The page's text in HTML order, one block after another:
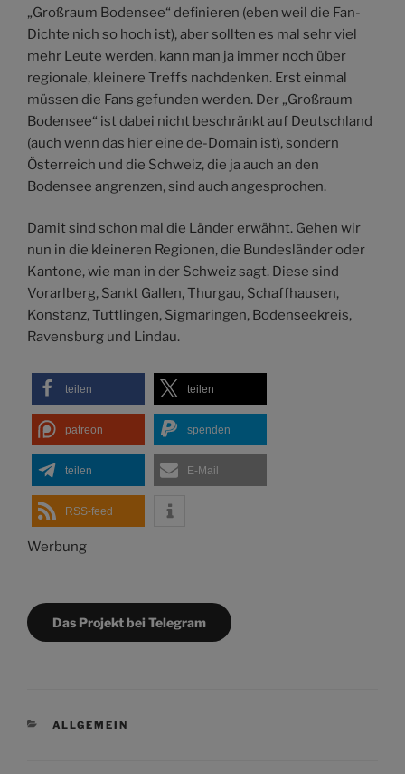
„Großraum Bodensee“ definieren (eben weil die Fan-
Dichte nich so hoch ist), aber sollten es mal sehr viel
mehr Leute werden, kann man ja immer noch über
regionale, kleinere Treffs nachdenken. Erst einmal
müssen die Fans gefunden werden. Der „Großraum
Bodensee“ ist dabei nicht beschränkt auf Deutschland
(auch wenn das hier eine de-Domain ist), sondern
Österreich und die Schweiz, die ja auch an den
Bodensee angrenzen, sind auch angesprochen.
Damit sind schon mal die Länder erwähnt. Gehen wir
nun in die kleineren Regionen, die Bundesländer oder
Kantone, wie man in der Schweiz sagt. Diese sind
Vorarlberg, Sankt Gallen, Thurgau, Schaffhausen,
Konstanz, Tuttlingen, Sigmaringen, Bodenseekreis,
Ravensburg und Lindau.
teilen teilen
patreon spenden
teilen E-Mail
RSS-feed
Werbung
Das Projekt bei Telegram
KATEGORIEN
ALLGEMEIN